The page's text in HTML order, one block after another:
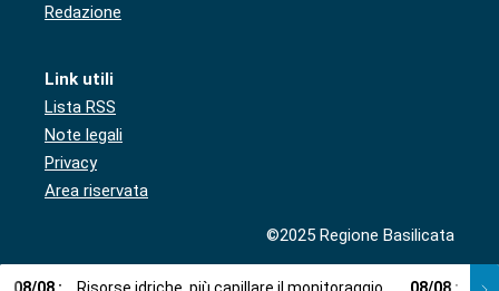
Redazione
Link utili
Lista RSS
Note legali
Privacy
Area riservata
©2025 Regione Basilicata